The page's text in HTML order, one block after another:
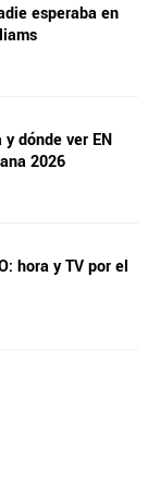
esperaba en
dónde ver EN
2026
hora y TV por el